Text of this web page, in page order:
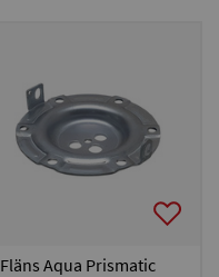
Fläns Aqua Prismatic